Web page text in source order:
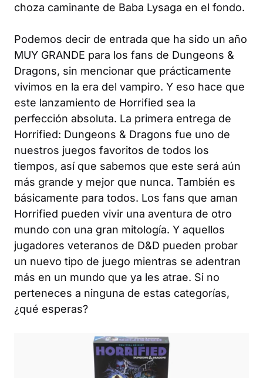
choza caminante de Baba Lysaga en el fondo.
Podemos decir de entrada que ha sido un año
MUY GRANDE para los fans de Dungeons &
Dragons, sin mencionar que prácticamente
vivimos en la era del vampiro. Y eso hace que
este lanzamiento de Horrified sea la
perfección absoluta. La primera entrega de
Horrified: Dungeons & Dragons fue uno de
nuestros juegos favoritos de todos los
tiempos, así que sabemos que este será aún
más grande y mejor que nunca. También es
básicamente para todos. Los fans que aman
Horrified pueden vivir una aventura de otro
mundo con una gran mitología. Y aquellos
jugadores veteranos de D&D pueden probar
un nuevo tipo de juego mientras se adentran
más en un mundo que ya les atrae. Si no
perteneces a ninguna de estas categorías,
¿qué esperas?